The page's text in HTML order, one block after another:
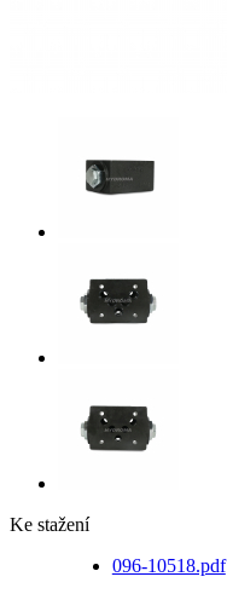
Ke stažení
096-10518.pdf